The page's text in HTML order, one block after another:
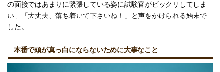
の面接ではあまりに緊張している姿に試験官がビックリしてしま
い、「大丈夫、落ち着いて下さいね！」と声をかけられる始末で
した。
本番で頭が真っ白にならないために大事なこと